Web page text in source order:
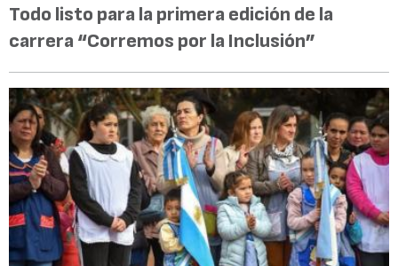
Todo listo para la primera edición de la
carrera “Corremos por la Inclusión”